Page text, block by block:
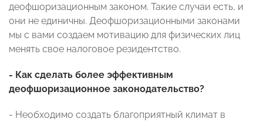
деофшоризационным законом. Такие случаи есть, и
они не единичны. Деофшоризационными законами
мы с вами создаем мотивацию для физических лиц
менять свое налоговое резидентство.
- Как сделать более эффективным
деофшоризационное законодательство?
- Необходимо создать благоприятный климат в